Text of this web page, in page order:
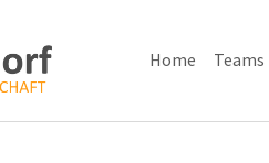
Home Teams